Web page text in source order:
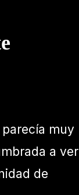
muy
a ver
de